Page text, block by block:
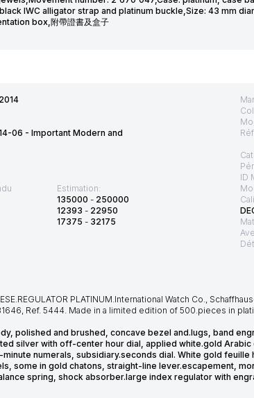
IWC alligator strap and platinum buckle,Size: 43 mm
box,附帶證書及盒子
06 - Important Modern and
Estimation:
135000 - 250000
12393 - 22950
17375 - 32175
ID
PLATINUM.International Watch Co.,
Ref. 5444. Made in a limited edition of 500.pieces in
polished and brushed, concave bezel and.lugs, band
silver with off-center hour dial, applied white.gold
numerals, subsidiary.seconds dial. White gold
some in gold chatons, straight-line lever.escapement,
spring, shock absorber.large index regulator with